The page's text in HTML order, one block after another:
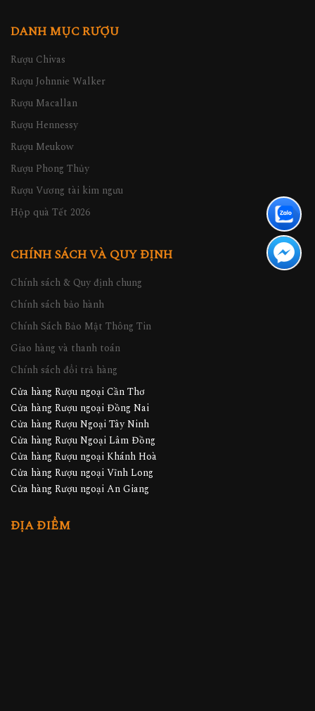
DANH MỤC RƯỢU
Rượu Chivas
Rượu Johnnie Walker
Rượu Macallan
Rượu Hennessy
Rượu Meukow
Rượu Phong Thủy
Rượu Vương tài kim ngưu
Hộp quà Tết 2026
CHÍNH SÁCH VÀ QUY ĐỊNH
Chính sách & Quy định chung
Chính sách bảo hành
Chính Sách Bảo Mật Thông Tin
Giao hàng và thanh toán
Chính sách đổi trả hàng
Cửa hàng Rượu ngoại Cần Thơ
Cửa hàng Rượu ngoại Đồng Nai
Cửa hàng Rượu Ngoại Tây Ninh
Cửa hàng Rượu Ngoại Lâm Đồng
Cửa hàng Rượu ngoại Khánh Hoà
Cửa hàng Rượu ngoại Vĩnh Long
Cửa hàng Rượu ngoại An Giang
ĐỊA ĐIỂM